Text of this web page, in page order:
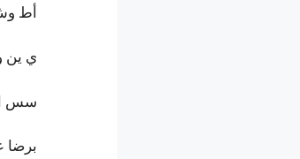
أط
ي ين
سس
برضا